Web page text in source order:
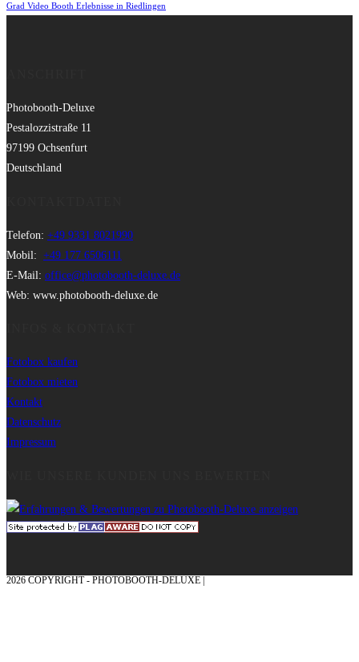
Grad Video Booth Erlebnisse in Riedlingen
Photobooth-Deluxe
Pestalozzistraße 11
97199 Ochsenfurt
Deutschland
Telefon: +49 9331 8021990
Mobil: +49 177 6506111
E-Mail: office@photobooth-deluxe.de
Web: www.photobooth-deluxe.de
Fotobox kaufen
Fotobox mieten
Kontakt
Datenschutz
Impressum
2026 COPYRIGHT - PHOTOBOOTH-DELUXE |